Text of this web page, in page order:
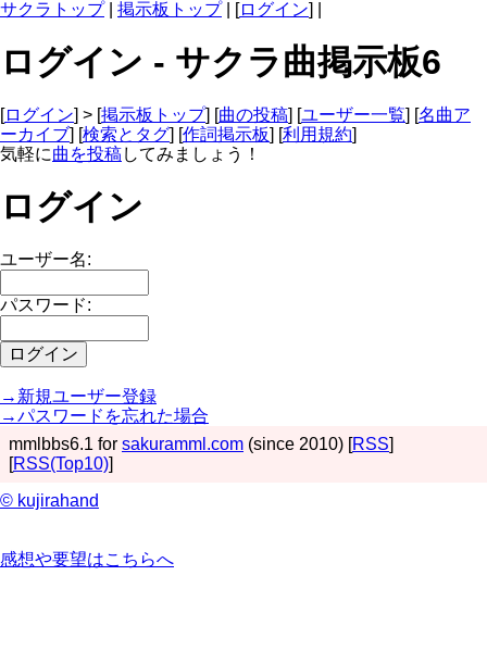
サクラトップ| 掲示板トップ| [ログイン] |
ログイン - サクラ曲掲示板6
[ログイン] > [掲示板トップ] [曲の投稿] [ユーザー一覧] [名曲ア
ーカイブ] [検索とタグ] [作詞掲示板] [利用規約]
気軽に曲を投稿してみましょう！
ログイン
ユーザー名:
パスワード:
→新規ユーザー登録
→パスワードを忘れた場合
mmlbbs6.1 for sakuramml.com (since 2010) [RSS]
[RSS(Top10)]
© kujirahand
感想や要望はこちらへ